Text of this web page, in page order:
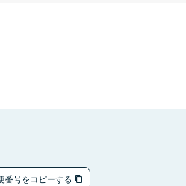
番号をコピーする